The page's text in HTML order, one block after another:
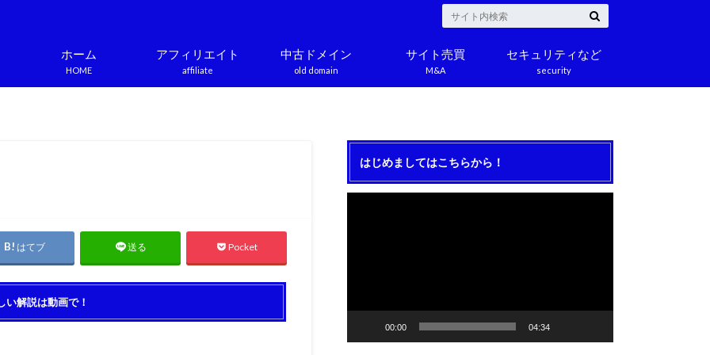
HOME
ホーム
affiliate
アフィリエイト
old domain
中古ドメイン
M&A
サイト売買
security
セキュリティなど
はてブ 送る Pocket
い解説は動画で！
はじめましてはこちらから！
00:00 04:34